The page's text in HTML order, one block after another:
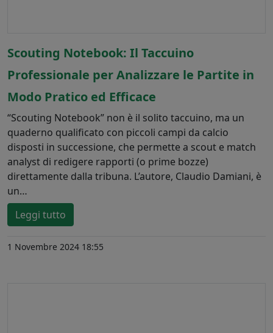
Scouting Notebook: Il Taccuino
Professionale per Analizzare le Partite in
Modo Pratico ed Efficace
“Scouting Notebook” non è il solito taccuino, ma un
quaderno qualificato con piccoli campi da calcio
disposti in successione, che permette a scout e match
analyst di redigere rapporti (o prime bozze)
direttamente dalla tribuna. L’autore, Claudio Damiani, è
un…
Leggi tutto
1 Novembre 2024 18:55